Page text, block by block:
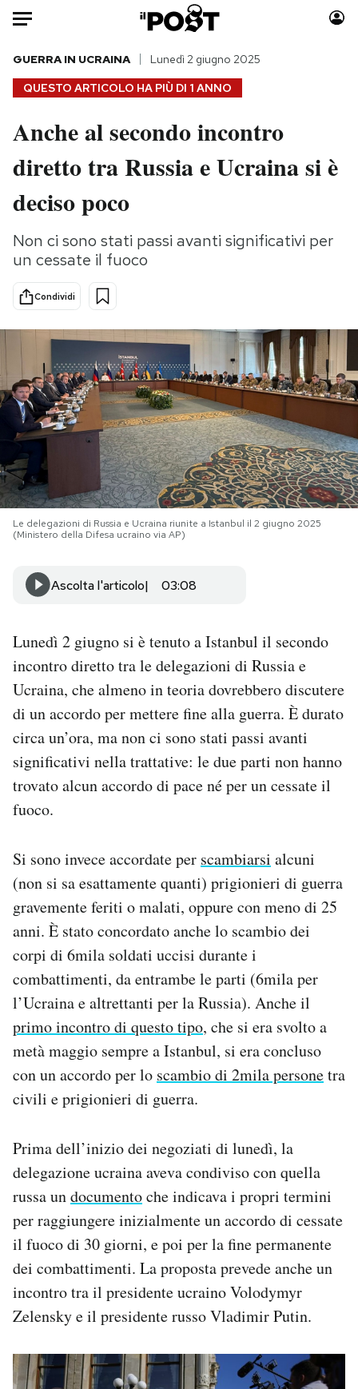
Auto
HOME
Italia
Politica
Tecnologia
Scienza
Economia
Moda
Consumismi
Media
PODCAST
NEWSLETTER
I MIEI PREFERITI
CALENDARIO
AREA PERSONALE
Area Personale
Newsletter
Regala il Post
Hai bisogno di aiuto?
Esci
QUESTO ARTICOLO HA PIÙ DI 1 ANNO
GUERRA IN UCRAINA Lunedì 2 giugno 2025
Anche al secondo incontro
diretto tra Russia e Ucraina si è
deciso poco
Non ci sono stati passi avanti significativi per
un cessate il fuoco
Condividi
Le delegazioni di Russia e Ucraina riunite a Istanbul il 2 giugno 2025
(Ministero della Difesa ucraino via AP)
Ascolta l'articolo 03:08
Lunedì 2 giugno si è tenuto a Istanbul il secondo
incontro diretto tra le delegazioni di Russia e
Ucraina, che almeno in teoria dovrebbero discutere
di un accordo per mettere fine alla guerra. È durato
circa un’ora, ma non ci sono stati passi avanti
significativi nella trattative: le due parti non hanno
trovato alcun accordo di pace né per un cessate il
fuoco.
Si sono invece accordate per scambiarsi alcuni
(non si sa esattamente quanti) prigionieri di guerra
gravemente feriti o malati, oppure con meno di 25
anni. È stato concordato anche lo scambio dei
corpi di 6mila soldati uccisi durante i
combattimenti, da entrambe le parti (6mila per
l’Ucraina e altrettanti per la Russia). Anche il
primo incontro di questo tipo, che si era svolto a
metà maggio sempre a Istanbul, si era concluso
con un accordo per lo scambio di 2mila personetra
civili e prigionieri di guerra.
Prima dell’inizio dei negoziati di lunedì, la
delegazione ucraina aveva condiviso con quella
russa undocumentoche indicava i propri termini
per raggiungere inizialmente un accordo di cessate
il fuoco di 30 giorni, e poi per la fine permanente
dei combattimenti. La proposta prevede anche un
incontro tra il presidente ucraino Volodymyr
Zelensky e il presidente russo Vladimir Putin.